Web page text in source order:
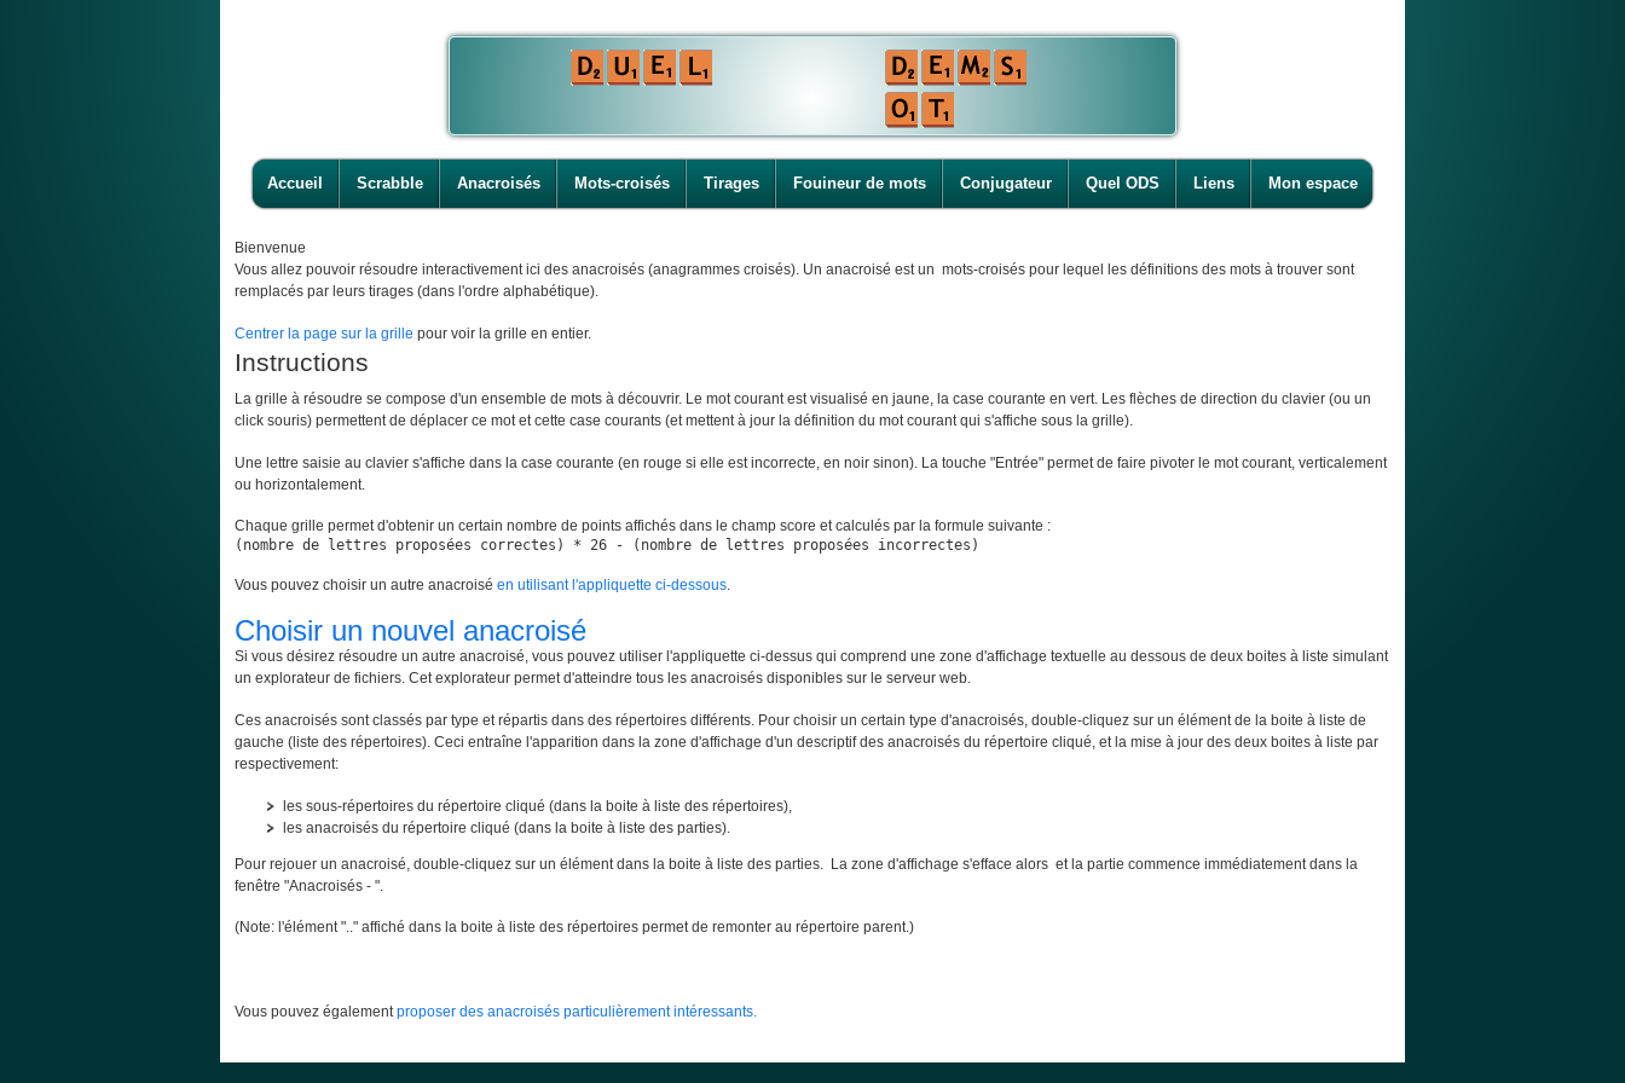
Accueil Scrabble Anacroisés Mots-croisés Tirages Fouineur de mots Conjugateur Quel ODS Liens Mon espace
Bienvenue
Vous allez pouvoir résoudre interactivement ici des anacroisés (anagrammes croisés). Un anacroisé est un mots-croisés pour lequel les définitions des mots à trouver sont
remplacés par leurs tirages (dans l'ordre alphabétique).
Centrer la page sur la grille pour voir la grille en entier.
Instructions
La grille à résoudre se compose d'un ensemble de mots à découvrir. Le mot courant est visualisé en jaune, la case courante en vert. Les flèches de direction du clavier (ou un
click souris) permettent de déplacer ce mot et cette case courants (et mettent à jour la définition du mot courant qui s'affiche sous la grille).
Une lettre saisie au clavier s'affiche dans la case courante (en rouge si elle est incorrecte, en noir sinon). La touche "Entrée" permet de faire pivoter le mot courant, verticalement
ou horizontalement.
Chaque grille permet d'obtenir un certain nombre de points affichés dans le champ score et calculés par la formule suivante :
(nombre de lettres proposées correctes) * 26 - (nombre de lettres proposées incorrectes)
Vous pouvez choisir un autre anacroisé en utilisant l'appliquette ci-dessous.
Choisir un nouvel anacroisé
Si vous désirez résoudre un autre anacroisé, vous pouvez utiliser l'appliquette ci-dessus qui comprend une zone d'affichage textuelle au dessous de deux boites à liste simulant
un explorateur de fichiers. Cet explorateur permet d'atteindre tous les anacroisés disponibles sur le serveur web.
Ces anacroisés sont classés par type et répartis dans des répertoires différents. Pour choisir un certain type d'anacroisés, double-cliquez sur un élément de la boite à liste de
gauche (liste des répertoires). Ceci entraîne l'apparition dans la zone d'affichage d'un descriptif des anacroisés du répertoire cliqué, et la mise à jour des deux boites à liste par
respectivement:
les sous-répertoires du répertoire cliqué (dans la boite à liste des répertoires),
les anacroisés du répertoire cliqué (dans la boite à liste des parties).
Pour rejouer un anacroisé, double-cliquez sur un élément dans la boite à liste des parties. La zone d'affichage s'efface alors et la partie commence immédiatement dans la
fenêtre "Anacroisés - ".
(Note: l'élément ".." affiché dans la boite à liste des répertoires permet de remonter au répertoire parent.)
Vous pouvez égalementproposer des anacroisés particulièrement intéressants.